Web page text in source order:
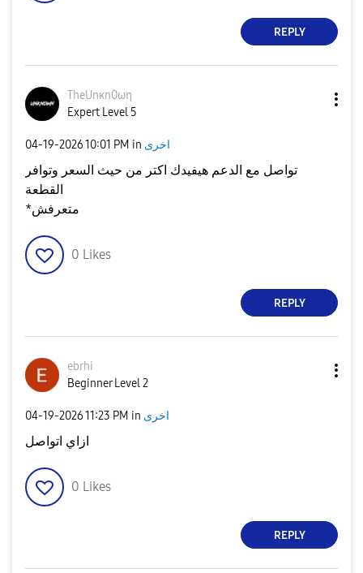
REPLY
TheUnκn0ωη
Expert Level 5
‎04-19-202610:01 PM in اخرى
تواصل مع الدعم هيفيدك اكتر من حيث السعر وتوافر
القطعة
*متعرفش
0 Likes
REPLY
ebrhi
Beginner Level 2
‎04-19-202611:23 PM in اخرى
ازاي اتواصل
0 Likes
REPLY